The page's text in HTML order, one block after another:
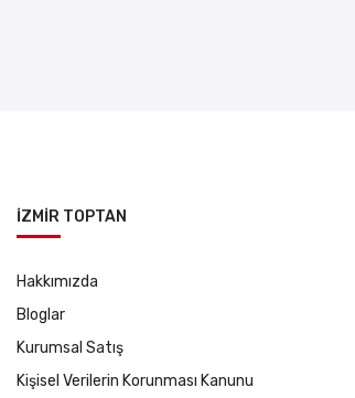
İZMİR TOPTAN
Hakkımızda
Bloglar
Kurumsal Satış
Kişisel Verilerin Korunması Kanunu